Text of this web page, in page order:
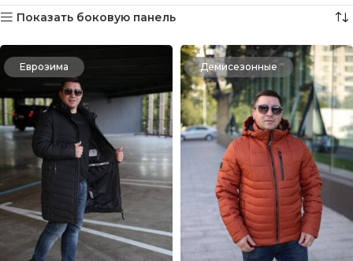
Показать боковую панель
Еврозима Демисезонные